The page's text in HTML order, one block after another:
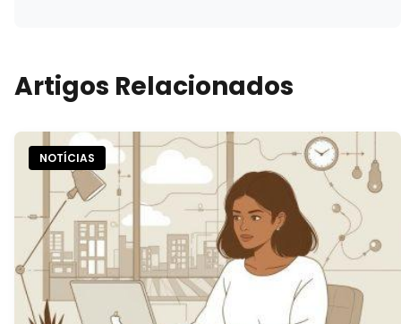
Artigos Relacionados
NOTÍCIAS